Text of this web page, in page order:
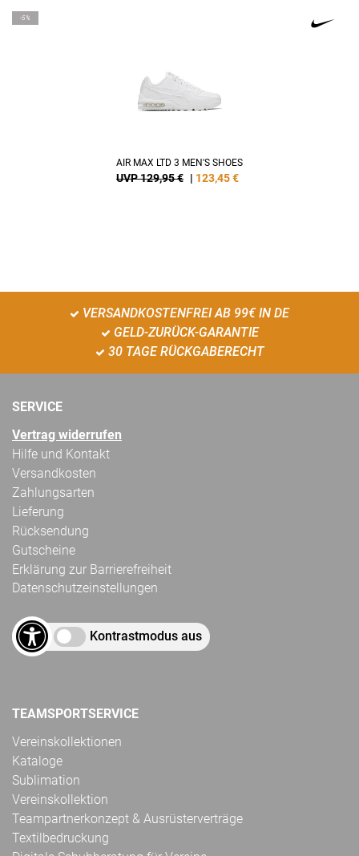
-5%
AIR MAX LTD 3 MEN'S SHOES
UVP 129,95 € | 123,45€
VERSANDKOSTENFREI AB 99€ IN DE
GELD-ZURÜCK-GARANTIE
30 TAGE RÜCKGABERECHT
SERVICE
Vertrag widerrufen
Hilfe und Kontakt
Versandkosten
Zahlungsarten
Lieferung
Rücksendung
Gutscheine
Erklärung zur Barrierefreiheit
Datenschutzeinstellungen
Kontrastmodus aus
TEAMSPORTSERVICE
Vereinskollektionen
Kataloge
Sublimation
Vereinskollektion
Teampartnerkonzept & Ausrüsterverträge
Textilbedruckung